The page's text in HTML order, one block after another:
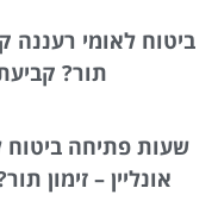
ביטוח לאומי רעננה
תור?
שעות פתיחה
אונליין – זימון